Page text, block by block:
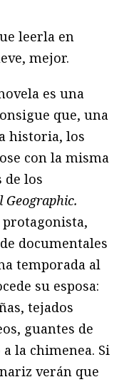
leerla en
mejor.
es una
que, una
historia, los
con la misma
de los
Geographic.
protagonista,
documentales
temporada al
su esposa:
tejados
guantes de
la chimenea. Si
verán que